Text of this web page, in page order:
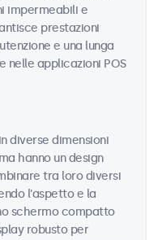
impermeabili e
prestazioni
e una lunga
nelle applicazioni POS
diverse dimensioni
hanno un design
tra loro diversi
l'aspetto e la
schermo compatto
robusto per